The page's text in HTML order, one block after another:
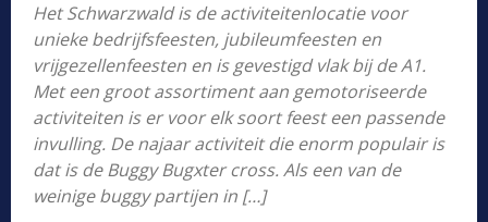
Het Schwarzwald is de activiteitenlocatie voor
unieke bedrijfsfeesten, jubileumfeesten en
vrijgezellenfeesten en is gevestigd vlak bij de A1.
Met een groot assortiment aan gemotoriseerde
activiteiten is er voor elk soort feest een passende
invulling. De najaar activiteit die enorm populair is
dat is de Buggy Bugxter cross. Als een van de
weinige buggy partijen in […]